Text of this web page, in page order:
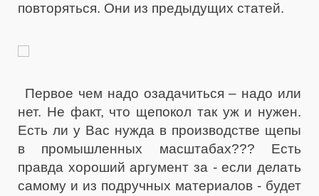
повторяться. Они из предыдущих статей.
Первое чем надо озадачиться – надо или
нет. Не факт, что щепокол так уж и нужен.
Есть ли у Вас нужда в производстве щепы
в промышленных масштабах??? Есть
правда хороший аргумент за - если делать
самому и из подручных материалов - будет